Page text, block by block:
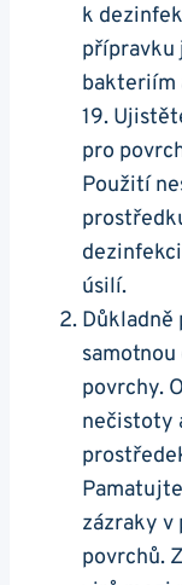
k
přípravku
bakteriím
19.
pro
Použití
úsilí.
Důkladně
povrchy.
nečistoty
zázraky v
povrchů.